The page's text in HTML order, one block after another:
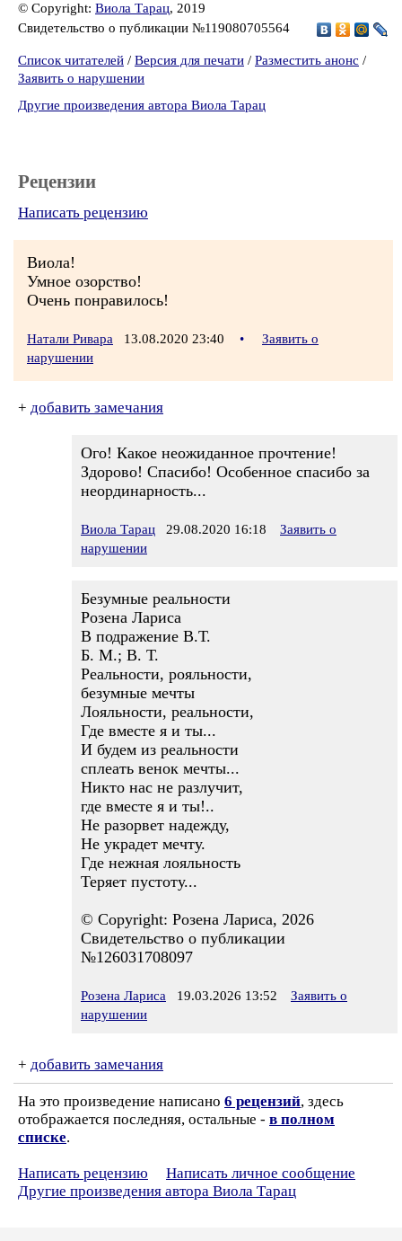
© Copyright: Виола Тарац, 2019
Свидетельство о публикации №119080705564
Список читателей / Версия для печати / Разместить анонс /
Заявить о нарушении
Другие произведения автора Виола Тарац
Рецензии
Написать рецензию
Виола!
Умное озорство!
Очень понравилось!
Натали Ривара 13.08.2020 23:40 •
Заявить о
нарушении
+ добавить замечания
Ого! Какое неожиданное прочтение!
Здорово! Спасибо! Особенное спасибо за
неординарность...
Виола Тарац 29.08.2020 16:18
Заявить о
нарушении
Безумные реальности
Розена Лариса
В подражение В.Т.
Б. М.; В. Т.
Реальности, рояльности,
безумные мечты
Лояльности, реальности,
Где вместе я и ты...
И будем из реальности
сплеать венок мечты...
Никто нас не разлучит,
где вместе я и ты!..
Не разорвет надежду,
Не украдет мечту.
Где нежная лояльность
Теряет пустоту...
© Copyright: Розена Лариса, 2026
Свидетельство о публикации
№126031708097
Розена Лариса 19.03.2026 13:52
Заявить о
нарушении
+ добавить замечания
На это произведение написано 6 рецензий, здесь
отображается последняя, остальные - в полном
списке.
Написать рецензию
Написать личное сообщение
Другие произведения автора Виола Тарац